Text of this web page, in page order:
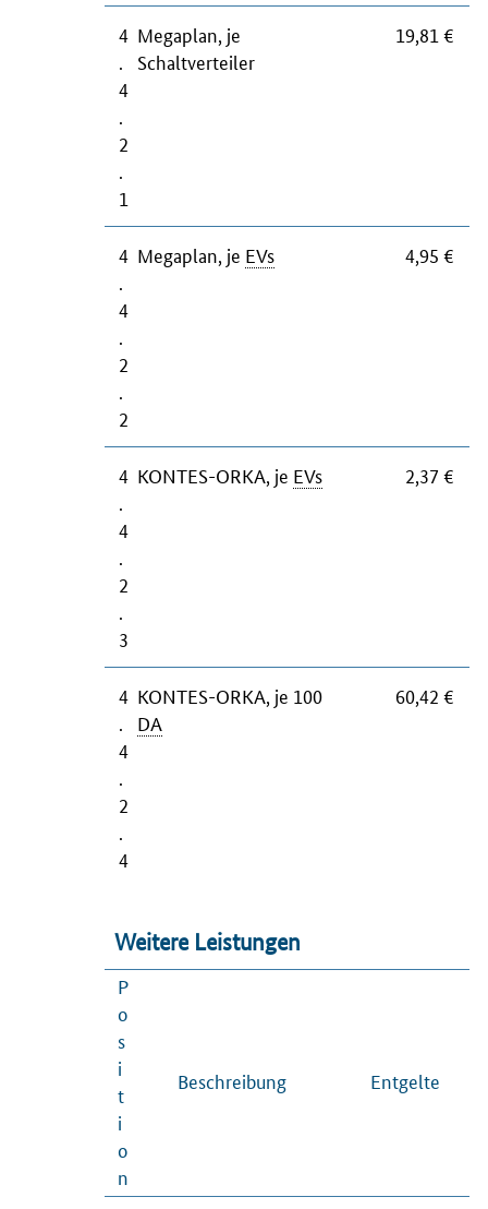
4
4
2
1
Megaplan, je
Schaltverteiler
19,81 €
4
4
2
2
Megaplan, je EVs 4,95 €
4
4
2
3
KONTES-ORKA, je EVs 2,37 €
4
4
2
4
KONTES-ORKA, je 100
DA
60,42 €
Weitere Leistungen
P
o
s
i
t
i
o
n
Beschreibung Entgelte